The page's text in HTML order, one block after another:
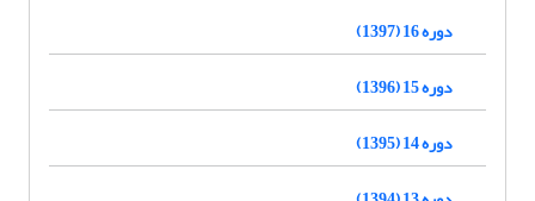
دوره 16 (1397)
دوره 15 (1396)
دوره 14 (1395)